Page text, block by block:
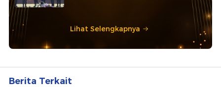
Lihat Selengkapnya
Berita Terkait